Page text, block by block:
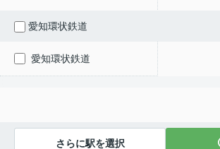
愛知環状鉄道
愛知環状鉄道
さらに駅を選択